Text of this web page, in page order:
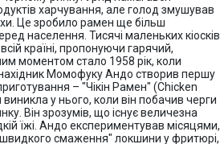
харчування, але голод змушував
Це зробило рамен ще більш
населення. Тисячі маленьких кіосків
країні, пропонуючи гарячий,
моментом стало 1958 рік, коли
Момофуку Андо створив першу
– "Чікін Рамен" (Chicken
у нього, коли він побачив черги
Він зрозумів, що існує величезна
їжі. Андо експериментував місяцями,
смаження" локшини у фритюрі,